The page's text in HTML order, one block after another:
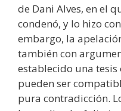
de Dani Alves, en el
condenó, y lo hizo
embargo, la
también con
establecido una
pueden ser
pura contradicción.